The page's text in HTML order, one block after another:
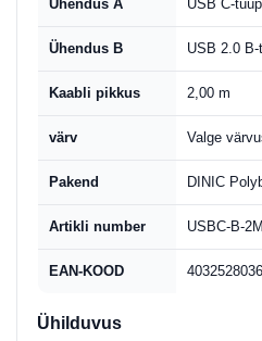
Ühendus A USB C-
Ühendus B USB 2.0
Kaabli pikkus 2,00 m
värv Valge
Pakend DINIC
Artikli number USBC-B-
EAN-KOOD
Ühilduvus